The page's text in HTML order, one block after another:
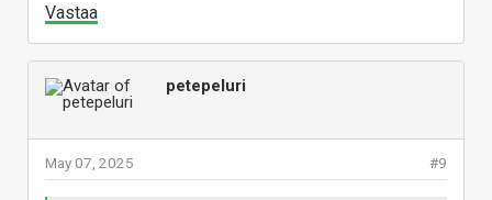
Vastaa
petepeluri
#9
May 07, 2025